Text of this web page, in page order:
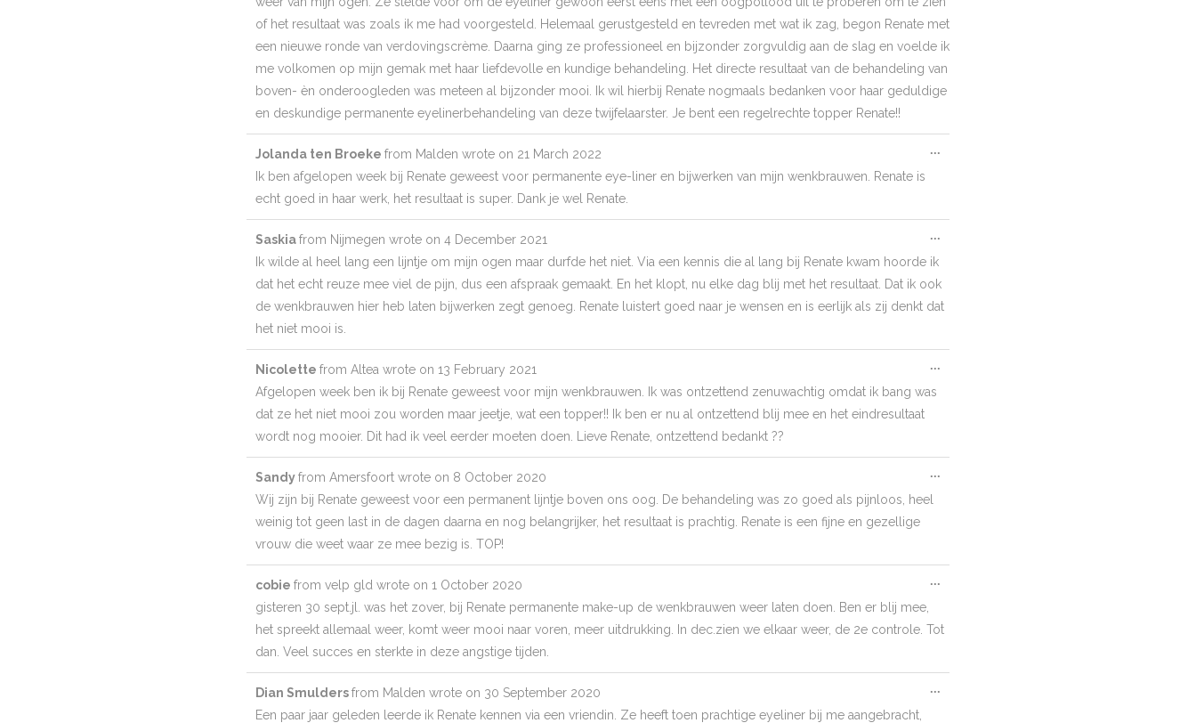
of het resultaat was zoals ik me had voorgesteld. Helemaal gerustgesteld en tevreden met wat ik zag, begon Renate met
een nieuwe ronde van verdovingscrème. Daarna ging ze professioneel en bijzonder zorgvuldig aan de slag en voelde ik
me volkomen op mijn gemak met haar liefdevolle en kundige behandeling. Het directe resultaat van de behandeling van
boven- èn onderoogleden was meteen al bijzonder mooi. Ik wil hierbij Renate nogmaals bedanken voor haar geduldige
en deskundige permanente eyelinerbehandeling van deze twijfelaarster. Je bent een regelrechte topper Renate!!
Jolanda ten Broeke from Malden wrote on 21 March 2022
Ik ben afgelopen week bij Renate geweest voor permanente eye-liner en bijwerken van mijn wenkbrauwen. Renate is
echt goed in haar werk, het resultaat is super. Dank je wel Renate.
...
Saskiafrom Nijmegen wrote on 4 December 2021
Ik wilde al heel lang een lijntje om mijn ogen maar durfde het niet. Via een kennis die al lang bij Renate kwam hoorde ik
dat het echt reuze mee viel de pijn, dus een afspraak gemaakt. En het klopt, nu elke dag blij met het resultaat. Dat ik ook
de wenkbrauwen hier heb laten bijwerken zegt genoeg. Renate luistert goed naar je wensen en is eerlijk als zij denkt dat
het niet mooi is.
...
Nicolette from Altea wrote on 13 February 2021
Afgelopen week ben ik bij Renate geweest voor mijn wenkbrauwen. Ik was ontzettend zenuwachtig omdat ik bang was
dat ze het niet mooi zou worden maar jeetje, wat een topper!! Ik ben er nu al ontzettend blij mee en het eindresultaat
wordt nog mooier. Dit had ik veel eerder moeten doen. Lieve Renate, ontzettend bedankt ??
...
Sandyfrom Amersfoort wrote on 8 October 2020
Wij zijn bij Renate geweest voor een permanent lijntje boven ons oog. De behandeling was zo goed als pijnloos, heel
weinig tot geen last in de dagen daarna en nog belangrijker, het resultaat is prachtig. Renate is een fijne en gezellige
vrouw die weet waar ze mee bezig is. TOP!
...
cobie from velp gld wrote on 1 October 2020
gisteren 30 sept.jl. was het zover, bij Renate permanente make-up de wenkbrauwen weer laten doen. Ben er blij mee,
het spreekt allemaal weer, komt weer mooi naar voren, meer uitdrukking. In dec.zien we elkaar weer, de 2e controle. Tot
dan. Veel succes en sterkte in deze angstige tijden.
...
Dian Smuldersfrom Malden wrote on 30 September 2020
Een paar jaar geleden leerde ik Renate kennen via een vriendin. Ze heeft toen prachtige eyeliner bij me aangebracht,
...